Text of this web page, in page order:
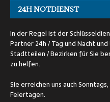
24H NOTDIENST
In der Regel ist der
Partner 24h / Tag und Nacht
Stadtteilen / Bezirken für Sie
zu helfen.
Sie erreichen uns auch
Feiertagen.